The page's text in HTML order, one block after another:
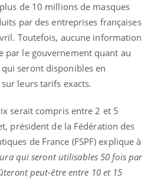
de 10 millions de masques
par des entreprises françaises
Toutefois, aucune information
par le gouvernement quant au
seront disponibles en
leurs tarifs exacts.
serait compris entre 2 et 5
président de la Fédération des
de France (FSPF) explique à
qui seront utilisables 50 fois par
peut-être entre 10 et 15